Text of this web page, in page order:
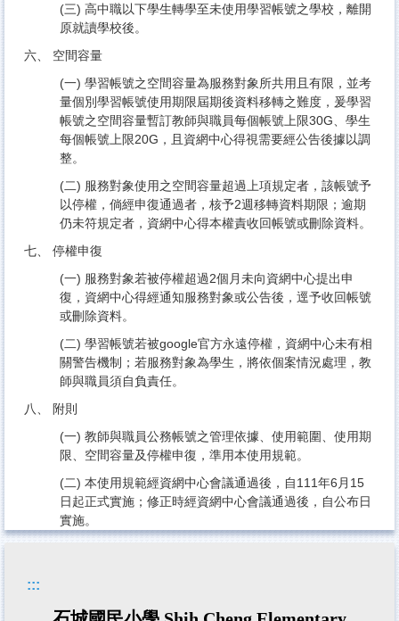
(三) 高中職以下學生轉學至未使用學習帳號之學校，離開
原就讀學校後。
六、 空間容量
(一) 學習帳號之空間容量為服務對象所共用且有限，並考
量個別學習帳號使用期限屆期後資料移轉之難度，爰學習
帳號之空間容量暫訂教師與職員每個帳號上限30G、學生
每個帳號上限20G，且資網中心得視需要經公告後據以調
整。
(二) 服務對象使用之空間容量超過上項規定者，該帳號予
以停權，倘經申復通過者，核予2週移轉資料期限；逾期
仍未符規定者，資網中心得本權責收回帳號或刪除資料。
七、 停權申復
(一) 服務對象若被停權超過2個月未向資網中心提出申
復，資網中心得經通知服務對象或公告後，逕予收回帳號
或刪除資料。
(二) 學習帳號若被google官方永遠停權，資網中心未有相
關警告機制；若服務對象為學生，將依個案情況處理，教
師與職員須自負責任。
八、 附則
(一) 教師與職員公務帳號之管理依據、使用範圍、使用期
限、空間容量及停權申復，準用本使用規範。
(二) 本使用規範經資網中心會議通過後，自111年6月15
日起正式實施；修正時經資網中心會議通過後，自公布日
實施。
:::